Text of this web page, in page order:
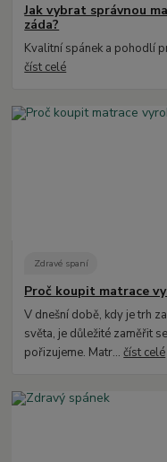
Jak vybrat správnou
záda?
Kvalitní spánek a pohodlí
číst celé
Zdravé spaní
Proč koupit matrace
V dnešní době, kdy je trh
světa, je důležité zaměřit
pořizujeme. Matr...číst celé